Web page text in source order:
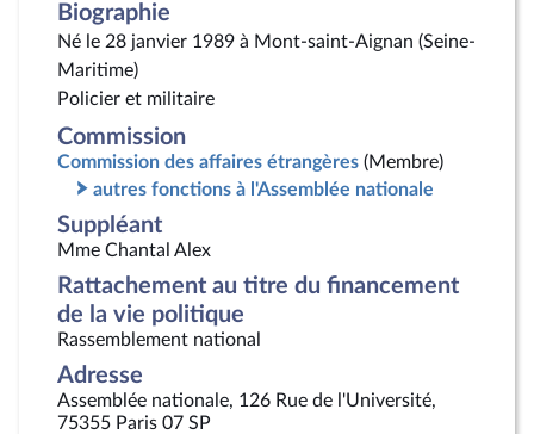
Biographie
Né le 28 janvier 1989 à Mont-saint-Aignan (Seine-
Maritime)
Policier et militaire
Commission
Commission des affaires étrangères (Membre)
autres fonctions à l'Assemblée nationale
Suppléant
Mme Chantal Alex
Rattachement au titre du financement
de la vie politique
Rassemblement national
Adresse
Assemblée nationale, 126 Rue de l'Université,
75355 Paris 07 SP